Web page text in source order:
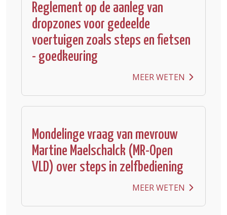
Reglement op de aanleg van
dropzones voor gedeelde
voertuigen zoals steps en fietsen
- goedkeuring
MEER WETEN
Mondelinge vraag van mevrouw
Martine Maelschalck (MR-Open
VLD) over steps in zelfbediening
MEER WETEN